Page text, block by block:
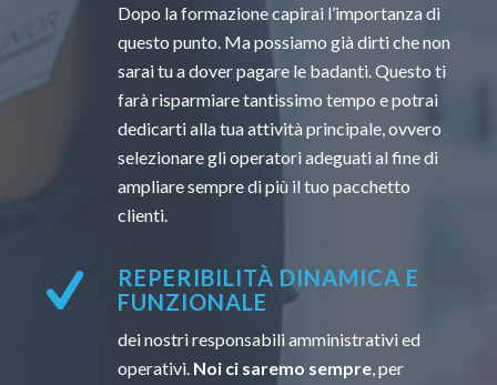
Dopo la formazione capirai l’importanza di
questo punto. Ma possiamo già dirti che non
sarai tu a dover pagare le badanti. Questo ti
farà risparmiare tantissimo tempo e potrai
dedicarti alla tua attività principale, ovvero
selezionare gli operatori adeguati al fine di
ampliare sempre di più il tuo pacchetto
clienti.
REPERIBILITÀ DINAMICA E
FUNZIONALE
dei nostri responsabili amministrativi ed
operativi. Noi ci saremo sempre, per